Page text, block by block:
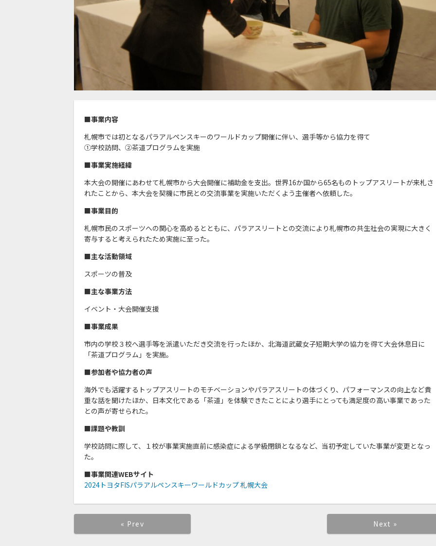
■事業内容
札幌市では初となるパラアルペンスキーのワールドカップ開催に伴い、選手等から協力を得て
①学校訪問、②茶道プログラムを実施
■事業実施経緯
本大会の開催にあわせて札幌市から大会開催に補助金を支出。世界16か国から65名ものトップアスリートが来札さ
れたことから、本大会を契機に市民との交流事業を実施いただくよう主催者へ依頼した。
■事業目的
札幌市民のスポーツへの関心を高めるとともに、パラアスリートとの交流により札幌市の共生社会の実現に大きく
寄与すると考えられたため実施に至った。
■主な活動領域
スポーツの普及
■主な事業方法
イベント・大会開催支援
■事業成果
市内の学校３校へ選手等を派遣いただき交流を行ったほか、北海道武蔵女子短期大学の協力を得て大会休息日に
「茶道プログラム」を実施。
■参加者や協力者の声
海外でも活躍するトップアスリートのモチベーションやパラアスリートの体づくり、パフォーマンスの向上など貴
重な話を聞けたほか、日本文化である「茶道」を体験できたことにより選手にとっても満足度の高い事業であった
との声が寄せられた。
■課題や教訓
学校訪問に際して、１校が事業実施直前に感染症による学級閉鎖となるなど、当初予定していた事業が変更となっ
た。
■事業関連WEBサイト
2024トヨタFISパラアルペンスキーワールドカップ 札幌大会
« Prev Next »